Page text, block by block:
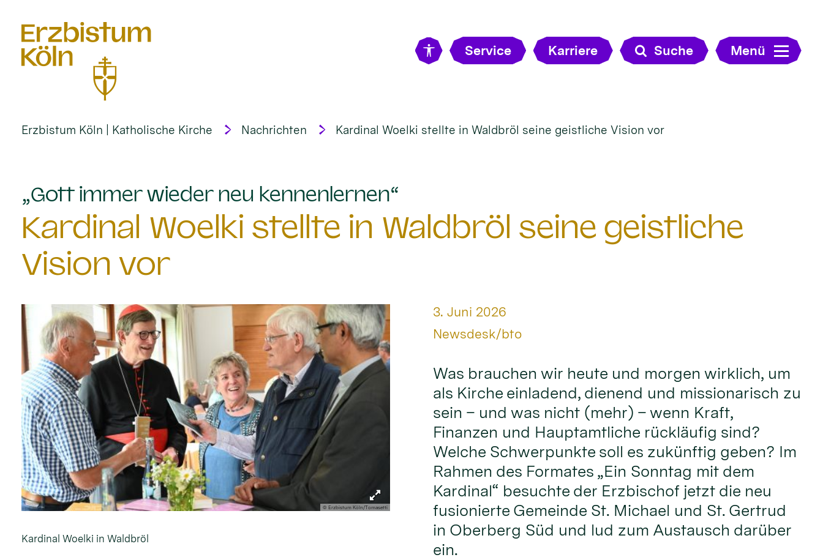
Service Karriere Suche Menü
Erzbistum Köln | Katholische Kirche Nachrichten Kardinal Woelki stellte in Waldbröl seine geistliche Vision vor
„Gott immer wieder neu kennenlernen“
Kardinal Woelki stellte in Waldbröl seine geistliche
Vision vor
© Erzbistum Köln/Tomasetti
Kardinal Woelki in Waldbröl
Datum:
3. Juni 2026
Von:
Newsdesk/bto
Was brauchen wir heute und morgen wirklich, um
als Kirche einladend, dienend und missionarisch zu
sein – und was nicht (mehr) – wenn Kraft,
Finanzen und Hauptamtliche rückläufig sind?
Welche Schwerpunkte soll es zukünftig geben? Im
Rahmen des Formates „Ein Sonntag mit dem
Kardinal“ besuchte der Erzbischof jetzt die neu
fusionierte Gemeinde St. Michael und St. Gertrud
in Oberberg Süd und lud zum Austausch darüber
ein.